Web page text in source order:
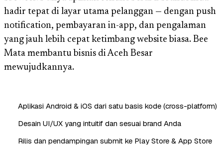
hadir tepat di layar utama pelanggan — dengan push
notification, pembayaran in-app, dan pengalaman
yang jauh lebih cepat ketimbang website biasa. Bee
Mata membantu bisnis di Aceh Besar
mewujudkannya.
Aplikasi Android & iOS dari satu basis kode (cross-platform)
Desain UI/UX yang intuitif dan sesuai brand Anda
Rilis dan pendampingan submit ke Play Store & App Store